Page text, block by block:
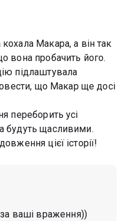
Макара, а він так
вона пробачить його.
підлаштувала
що Макар ще досі
переборить усі
будуть щасливими.
цієї історії!
ваші враження))